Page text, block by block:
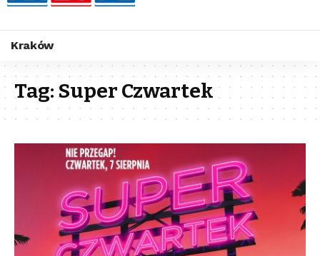
Kraków
Tag:Super Czwartek